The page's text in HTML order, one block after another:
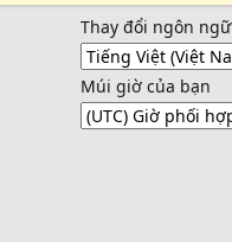
Thay đổi ngôn ngữ
Múi giờ của bạn